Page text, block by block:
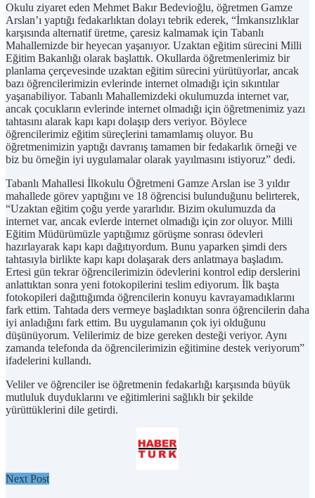
Okulu ziyaret eden Mehmet Bakır Bedevioğlu, öğretmen Gamze
Arslan’ı yaptığı fedakarlıktan dolayı tebrik ederek, “İmkansızlıklar
karşısında alternatif üretme, çaresiz kalmamak için Tabanlı
Mahallemizde bir heyecan yaşanıyor. Uzaktan eğitim sürecini Milli
Eğitim Bakanlığı olarak başlattık. Okullarda öğretmenlerimiz bir
planlama çerçevesinde uzaktan eğitim sürecini yürütüyorlar, ancak
bazı öğrencilerimizin evlerinde internet olmadığı için sıkıntılar
yaşanabiliyor. Tabanlı Mahallemizdeki okulumuzda internet var,
ancak çocukların evlerinde internet olmadığı için öğretmenimiz yazı
tahtasını alarak kapı kapı dolaşıp ders veriyor. Böylece
öğrencilerimiz eğitim süreçlerini tamamlamış oluyor. Bu
öğretmenimizin yaptığı davranış tamamen bir fedakarlık örneği ve
biz bu örneğin iyi uygulamalar olarak yayılmasını istiyoruz” dedi.
Tabanlı Mahallesi İlkokulu Öğretmeni Gamze Arslan ise 3 yıldır
mahallede görev yaptığını ve 18 öğrencisi bulunduğunu belirterek,
“Uzaktan eğitim çoğu yerde yararlıdır. Bizim okulumuzda da
internet var, ancak evlerde internet olmadığı için zor oluyor. Milli
Eğitim Müdürümüzle yaptığımız görüşme sonrası ödevleri
hazırlayarak kapı kapı dağıtıyordum. Bunu yaparken şimdi ders
tahtasıyla birlikte kapı kapı dolaşarak ders anlatmaya başladım.
Ertesi gün tekrar öğrencilerimizin ödevlerini kontrol edip derslerini
anlattıktan sonra yeni fotokopilerini teslim ediyorum. İlk başta
fotokopileri dağıttığımda öğrencilerin konuyu kavrayamadıklarını
fark ettim. Tahtada ders vermeye başladıktan sonra öğrencilerin daha
iyi anladığını fark ettim. Bu uygulamanın çok iyi olduğunu
düşünüyorum. Velilerimiz de bize gereken desteği veriyor. Aynı
zamanda telefonda da öğrencilerimizin eğitimine destek veriyorum”
ifadelerini kullandı.
Veliler ve öğrenciler ise öğretmenin fedakarlığı karşısında büyük
mutluluk duyduklarını ve eğitimlerini sağlıklı bir şekilde
yürüttüklerini dile getirdi.
Next Post